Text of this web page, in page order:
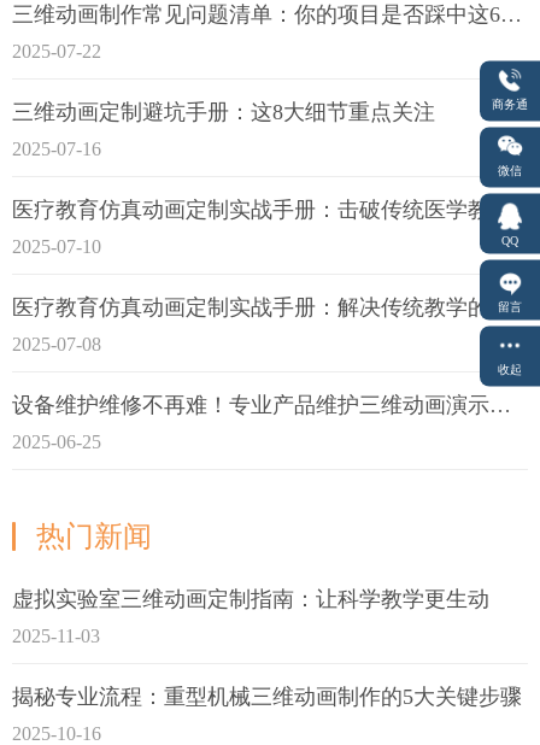
三维动画制作常见问题清单：你的项目是否踩中这6大技术雷区？
2025-07-22
三维动画定制避坑手册：这8大细节重点关注
2025-07-16
医疗教育仿真动画定制实战手册：击破传统医学教育7大痛点
2025-07-10
医疗教育仿真动画定制实战手册：解决传统教学的7大痛点
2025-07-08
设备维护维修不再难！专业产品维护三维动画演示定制指南
2025-06-25
热门新闻
虚拟实验室三维动画定制指南：让科学教学更生动
2025-11-03
揭秘专业流程：重型机械三维动画制作的5大关键步骤
2025-10-16
商务通
微信
QQ
留言
收起